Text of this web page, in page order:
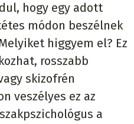
hogy egy adott
módon beszélnek
higgyem el? Ez
rosszabb
skizofrén
veszélyes ez az
a